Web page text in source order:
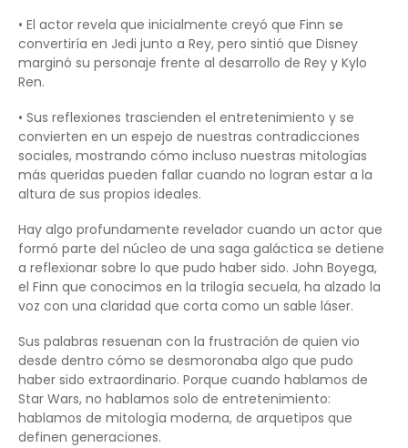
• El actor revela que inicialmente creyó que Finn se
convertiría en Jedi junto a Rey, pero sintió que Disney
marginó su personaje frente al desarrollo de Rey y Kylo
Ren.
• Sus reflexiones trascienden el entretenimiento y se
convierten en un espejo de nuestras contradicciones
sociales, mostrando cómo incluso nuestras mitologías
más queridas pueden fallar cuando no logran estar a la
altura de sus propios ideales.
Hay algo profundamente revelador cuando un actor que
formó parte del núcleo de una saga galáctica se detiene
a reflexionar sobre lo que pudo haber sido. John Boyega,
el Finn que conocimos en la trilogía secuela, ha alzado la
voz con una claridad que corta como un sable láser.
Sus palabras resuenan con la frustración de quien vio
desde dentro cómo se desmoronaba algo que pudo
haber sido extraordinario. Porque cuando hablamos de
Star Wars, no hablamos solo de entretenimiento:
hablamos de mitología moderna, de arquetipos que
definen generaciones.